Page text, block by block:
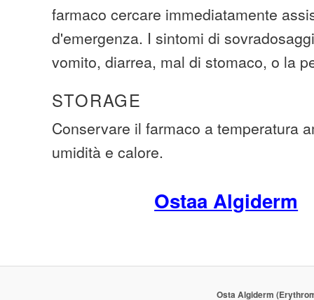
farmaco cercare immediatamente
d'emergenza. I sintomi di
vomito, diarrea, mal di stomaco, o la
STORAGE
Conservare il farmaco a temperatura
umidità e calore.
Ostaa Algiderm
Osta Algiderm